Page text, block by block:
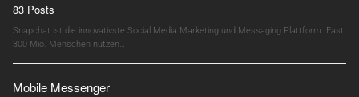
83 Posts
Snapchat ist die innovativste Social Media Marketing und Messaging Plattform. Fast
300 Mio. Menschen nutzen…
Mobile Messenger